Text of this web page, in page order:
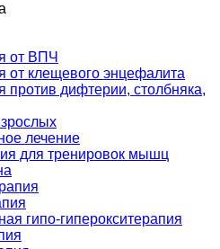
от ВПЧ
от клещевого энцефалита
против дифтерии, столбняка,
лечение
для тренировок мышц
гипо-гиперокситерапия